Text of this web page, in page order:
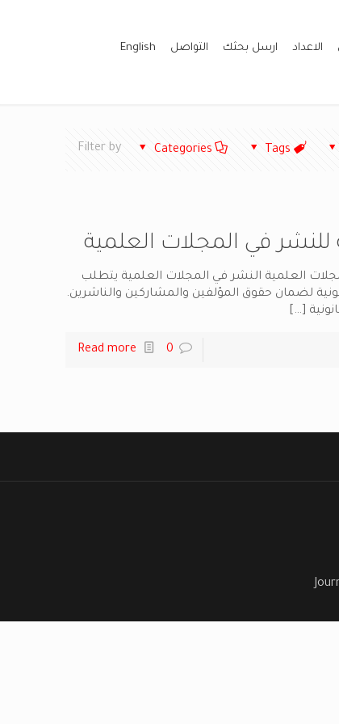
الاعداد ارسل بحثك التواصل English
Filter by Categories Tags
للنشر في المجلات العلمية
العلمية النشر في المجلات العلمية يتطلب
لضمان حقوق المؤلفين والمشاركين والناشرين.
[…]
0
Read more